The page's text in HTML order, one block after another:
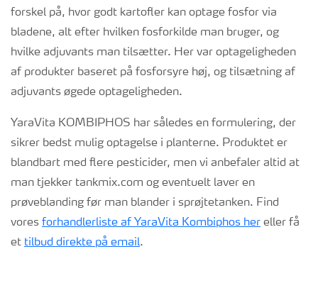
forskel på, hvor godt kartofler kan optage fosfor via
bladene, alt efter hvilken fosforkilde man bruger, og
hvilke adjuvants man tilsætter. Her var optageligheden
af produkter baseret på fosforsyre høj, og tilsætning af
adjuvants øgede optageligheden.
YaraVita KOMBIPHOS har således en formulering, der
sikrer bedst mulig optagelse i planterne. Produktet er
blandbart med flere pesticider, men vi anbefaler altid at
man tjekker tankmix.com og eventuelt laver en
prøveblanding før man blander i sprøjtetanken. Find
vores forhandlerliste af YaraVita Kombiphos her eller få
et tilbud direkte på email.